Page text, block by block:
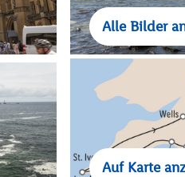
Alle Bilder
Auf Karte